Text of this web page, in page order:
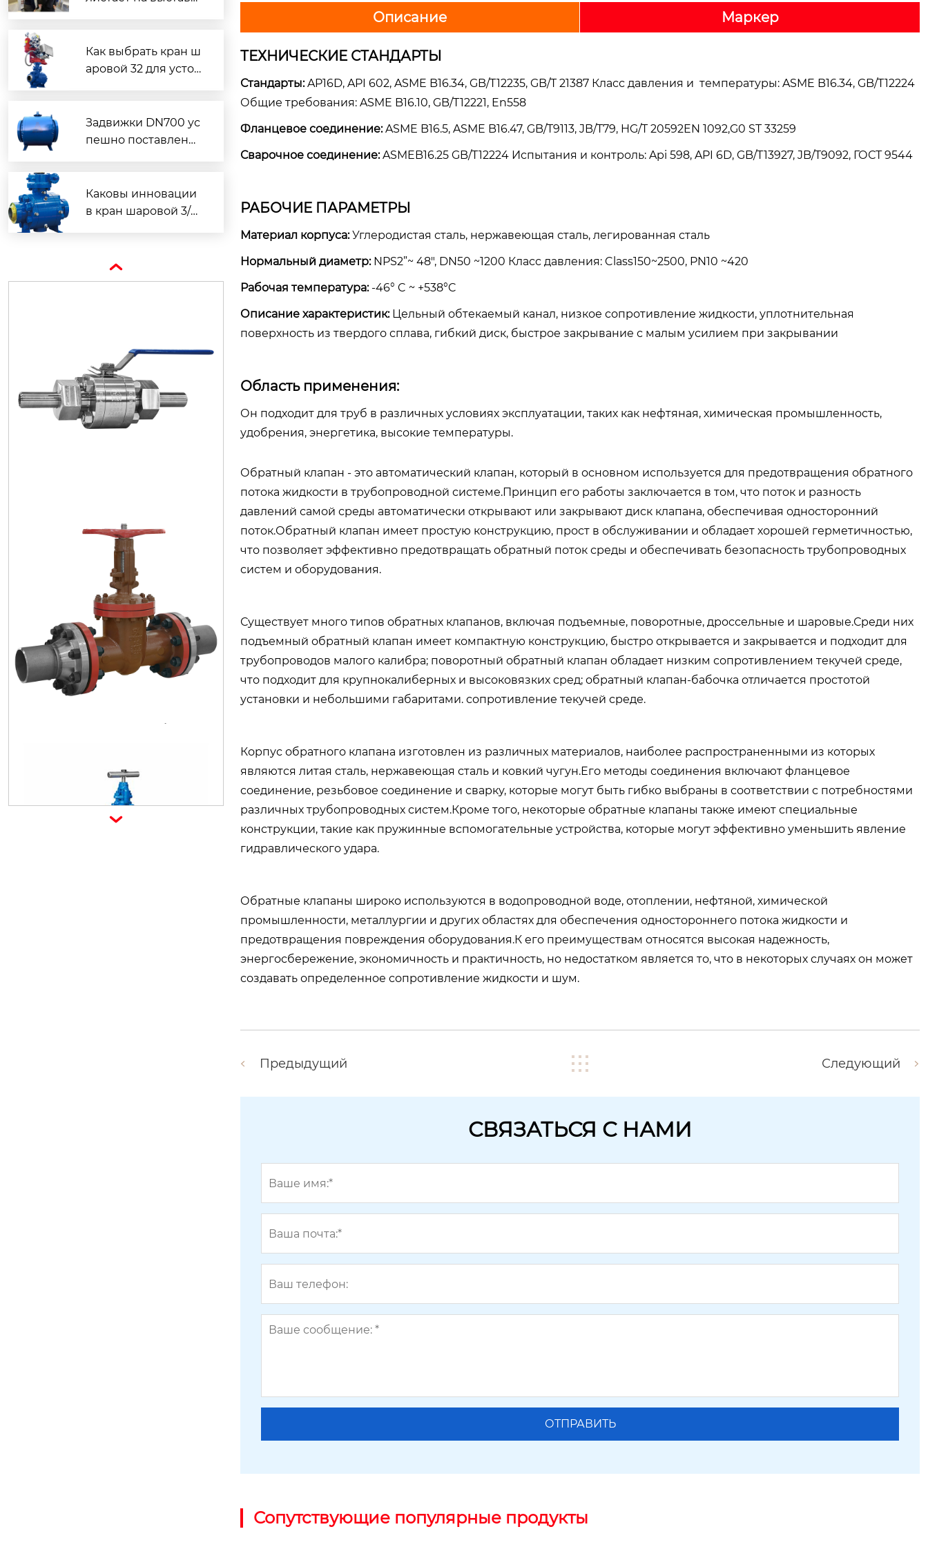
0 октября 2025 г.
Как выбрать кран ш
аровой 32 для устой
Задвижки DN700 ус
пешно поставлены
Каковы инновации
в кран шаровой 3/4


Описание Маркер
ТЕХНИЧЕСКИЕ СТАНДАРТЫ
Стандарты:AP16D, API 602, ASME B16.34, GB/T12235, GB/T 21387 Класс давления и температуры: ASME B16.34, GB/T12224
Общие требования: ASME B16.10, GB/T12221, En558
Фланцевое соединение:ASME B16.5, ASME B16.47, GB/T9113, JB/T79, HG/T 20592EN 1092,G0 ST 33259
Сварочное соединение:ASMEB16.25 GB/T12224 Испытания и контроль: Api 598, API 6D, GB/T13927, JB/T9092, ГОСТ 9544
РАБОЧИЕ ПАРАМЕТРЫ
Материал корпуса:Углеродистая сталь, нержавеющая сталь, легированная сталь
Нормальный диаметр:NPS2”~ 48", DN50 ~1200 Класс давления: Class150~2500, PN10 ~420
Рабочая температура: -46° C ~ +538°C
Описание характеристик: Цельный обтекаемый канал, низкое сопротивление жидкости, уплотнительная
поверхность из твердого сплава, гибкий диск, быстрое закрывание с малым усилием при закрывании
Область применения:
Он подходит для труб в различных условиях эксплуатации, таких как нефтяная, химическая промышленность,
удобрения, энергетика, высокие температуры.
Обратный клапан - это автоматический клапан, который в основном используется для предотвращения обратного
потока жидкости в трубопроводной системе.Принцип его работы заключается в том, что поток и разность
давлений самой среды автоматически открывают или закрывают диск клапана, обеспечивая односторонний
поток.Обратный клапан имеет простую конструкцию, прост в обслуживании и обладает хорошей герметичностью,
что позволяет эффективно предотвращать обратный поток среды и обеспечивать безопасность трубопроводных
систем и оборудования.
Существует много типов обратных клапанов, включая подъемные, поворотные, дроссельные и шаровые.Среди них
подъемный обратный клапан имеет компактную конструкцию, быстро открывается и закрывается и подходит для
трубопроводов малого калибра; поворотный обратный клапан обладает низким сопротивлением текучей среде,
что подходит для крупнокалиберных и высоковязких сред; обратный клапан-бабочка отличается простотой
установки и небольшими габаритами. сопротивление текучей среде.
Корпус обратного клапана изготовлен из различных материалов, наиболее распространенными из которых
являются литая сталь, нержавеющая сталь и ковкий чугун.Его методы соединения включают фланцевое
соединение, резьбовое соединение и сварку, которые могут быть гибко выбраны в соответствии с потребностями
различных трубопроводных систем.Кроме того, некоторые обратные клапаны также имеют специальные
конструкции, такие как пружинные вспомогательные устройства, которые могут эффективно уменьшить явление
гидравлического удара.
Обратные клапаны широко используются в водопроводной воде, отоплении, нефтяной, химической
промышленности, металлургии и других областях для обеспечения одностороннего потока жидкости и
предотвращения повреждения оборудования.К его преимуществам относятся высокая надежность,
энергосбережение, экономичность и практичность, но недостатком является то, что в некоторых случаях он может
создавать определенное сопротивление жидкости и шум.
Предыдущий Следующий
СВЯЗАТЬСЯ С НАМИ
Сопутствующие популярные продукты